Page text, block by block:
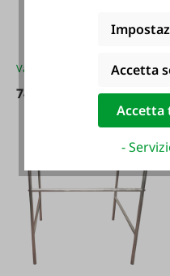
Varianti da
74,90 €*
Accetta
-